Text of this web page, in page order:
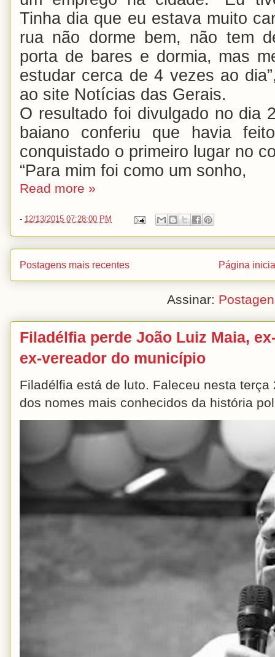
Tinha dia que eu estava muito
rua não dorme bem, não tem
porta de bares e dormia, mas
estudar cerca de 4 vezes ao
ao site Notícias das Gerais.
O resultado foi divulgado no dia
baiano conferiu que havia
conquistado o primeiro lugar no
“Para mim foi como um sonho,
Read more »
- 12/13/2015 07:28:00 PM
Postagens mais recentes Página
Assinar:
Filadélfia perde João Luiz Maia,
ex-vereador do município
Filadélfia está de luto. Faleceu nesta
dos nomes mais conhecidos da história